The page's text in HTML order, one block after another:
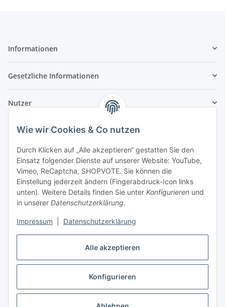
Alle akzeptieren
Konfigurieren
Wie wir Cookies & Co nutzen
Durch Klicken auf „Alle akzeptieren“ gestatten Sie den
Einsatz folgender Dienste auf unserer Website: YouTube,
Vimeo, ReCaptcha, SHOPVOTE. Sie können die
Einstellung jederzeit ändern (Fingerabdruck-Icon links
unten). Weitere Details finden Sie unter Konfigurieren und
in unserer Datenschutzerklärung.
Impressum Datenschutzerklärung
Informationen
Gesetzliche Informationen
Nutzer